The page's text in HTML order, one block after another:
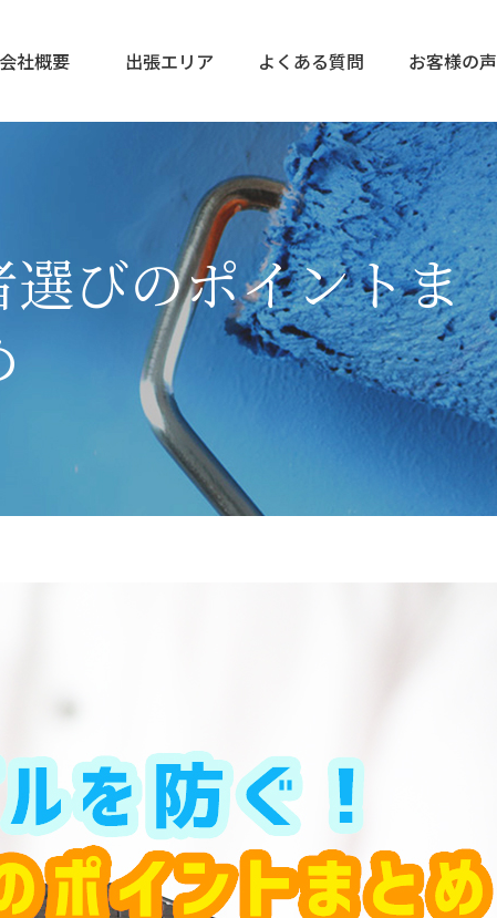
会社概要 出張エリア よくある質問 お客様の声
選びのポイントま